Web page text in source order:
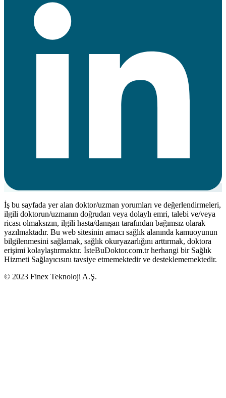
İş bu sayfada yer alan doktor/uzman yorumları ve değerlendirmeleri,
ilgili doktorun/uzmanın doğrudan veya dolaylı emri, talebi ve/veya
ricası olmaksızın, ilgili hasta/danışan tarafından bağımsız olarak
yazılmaktadır. Bu web sitesinin amacı sağlık alanında kamuoyunun
bilgilenmesini sağlamak, sağlık okuryazarlığını arttırmak, doktora
erişimi kolaylaştırmaktır. İsteBuDoktor.com.tr herhangi bir Sağlık
Hizmeti Sağlayıcısını tavsiye etmemektedir ve desteklememektedir.
© 2023 Finex Teknoloji A.Ş.